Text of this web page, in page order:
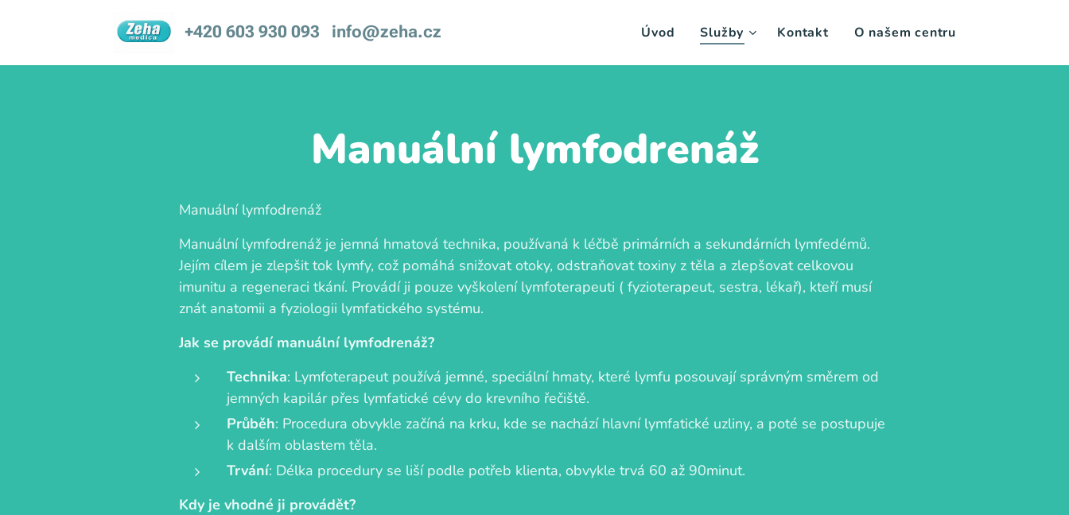
+420 603 930 093 info@zeha.cz Úvod Služby Kontakt O našem centru
Manuální lymfodrenáž
Manuální lymfodrenáž
Manuální lymfodrenáž je jemná hmatová technika, používaná k léčbě primárních a sekundárních lymfedémů.
Jejím cílem je zlepšit tok lymfy, což pomáhá snižovat otoky, odstraňovat toxiny z těla a zlepšovat celkovou
imunitu a regeneraci tkání. Provádí ji pouze vyškolení lymfoterapeuti ( fyzioterapeut, sestra, lékař), kteří musí
znát anatomii a fyziologii lymfatického systému.
Jak se provádí manuální lymfodrenáž?
Technika: Lymfoterapeut používá jemné, speciální hmaty, které lymfu posouvají správným směrem od
jemných kapilár přes lymfatické cévy do krevního řečiště.
Průběh: Procedura obvykle začíná na krku, kde se nachází hlavní lymfatické uzliny, a poté se postupuje
k dalším oblastem těla.
Trvání: Délka procedury se liší podle potřeb klienta, obvykle trvá 60 až 90minut.
Kdy je vhodné ji provádět?